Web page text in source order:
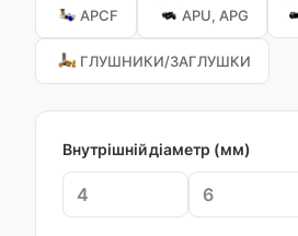
APCF APU, APG
ГЛУШНИКИ/ЗАГЛУШКИ
Внутрішній діаметр (мм)